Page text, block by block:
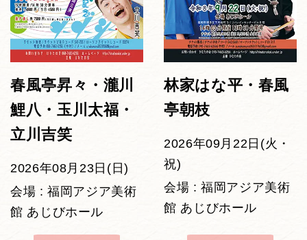
春風亭昇々・瀧川
鯉八・玉川太福・
立川吉笑
2026年08月23日(日)
会場 : 福岡アジア美術
館 あじびホール
林家はな平・春風
亭朝枝
2026年09月22日(火・
祝)
会場 : 福岡アジア美術
館 あじびホール